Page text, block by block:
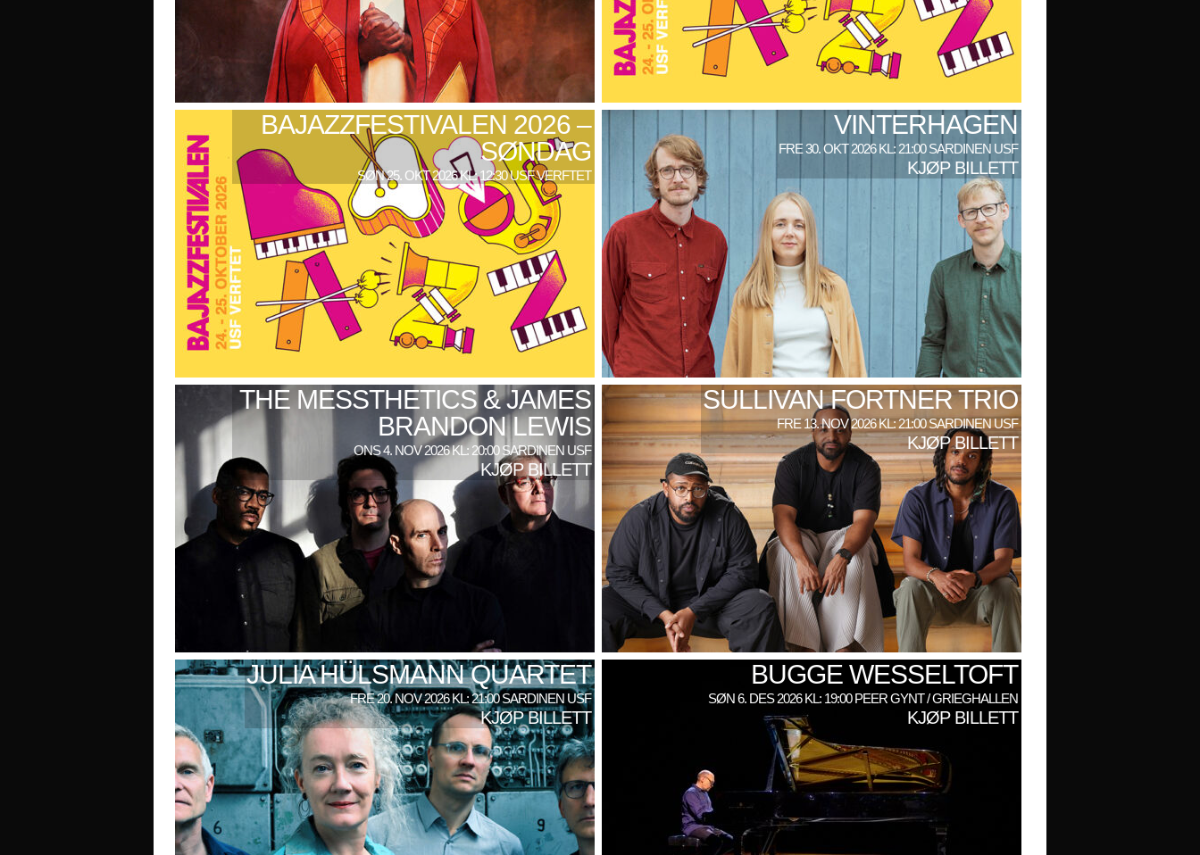
BAJAZZFESTIVALEN 2026 –
SØNDAG
SØN 25. OKT 2026 KL: 12:30 USF VERFTET
VINTERHAGEN
FRE 30. OKT 2026 KL: 21:00 SARDINEN USF
KJØP BILLETT
THE MESSTHETICS & JAMES
BRANDON LEWIS
ONS 4. NOV 2026 KL: 20:00 SARDINEN USF
KJØP BILLETT
SULLIVAN FORTNER TRIO
FRE 13. NOV 2026 KL: 21:00 SARDINEN USF
KJØP BILLETT
JULIA HÜLSMANN QUARTET
FRE 20. NOV 2026 KL: 21:00 SARDINEN USF
KJØP BILLETT
BUGGE WESSELTOFT
SØN 6. DES 2026 KL: 19:00 PEER GYNT / GRIEGHALLEN
KJØP BILLETT